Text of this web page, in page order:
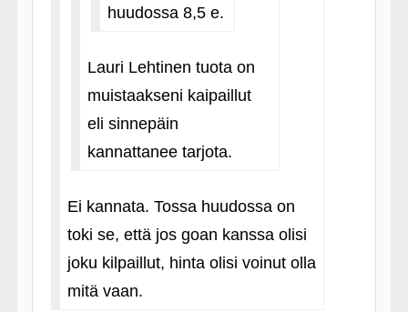
huudossa 8,5 e.
Lauri Lehtinen tuota on
muistaakseni kaipaillut
eli sinnepäin
kannattanee tarjota.
Ei kannata. Tossa huudossa on
toki se, että jos goan kanssa olisi
joku kilpaillut, hinta olisi voinut olla
mitä vaan.